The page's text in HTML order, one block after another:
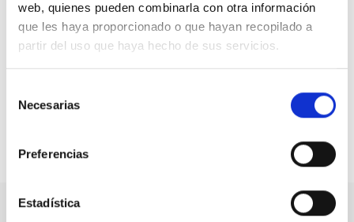
web, quienes pueden combinarla con otra información
que les haya proporcionado o que hayan recopilado a
partir del uso que haya hecho de sus servicios.
Necesarias
Preferencias
Estadística
(google.com). La jornada será accesible con subtítulos.
CEDDD es la asociación más transversal, libre y
como las personas mayores.
Compartir en: